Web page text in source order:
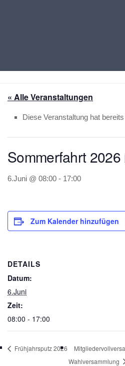
« Alle Veranstaltungen
Diese Veranstaltung hat
Sommerfahrt
6.Juni @ 08:00 - 17:00
Zum Kalender hinzufügen
DETAILS
Datum:
6.Juni
Zeit:
08:00 - 17:00
Frühjahrsputz 2026
Wahlversammlung